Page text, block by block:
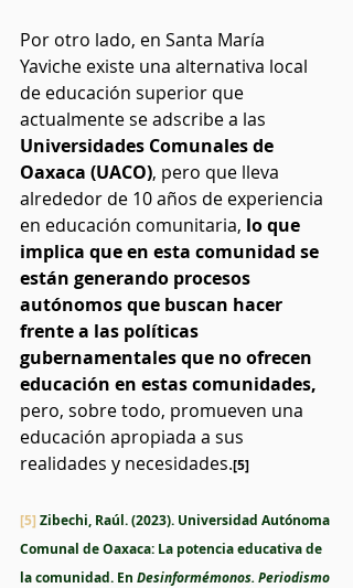
Por otro lado, en Santa María
Yaviche existe una alternativa local
de educación superior que
actualmente se adscribe a las
Universidades Comunales de
Oaxaca (UACO), pero que lleva
alrededor de 10 años de experiencia
en educación comunitaria, lo que
implica que en esta comunidad se
están generando procesos
autónomos que buscan hacer
frente a las políticas
gubernamentales que no ofrecen
educación en estas comunidades,
pero, sobre todo, promueven una
educación apropiada a sus
realidades y necesidades.[5]
[5] Zibechi, Raúl. (2023). Universidad Autónoma
Comunal de Oaxaca: La potencia educativa de
la comunidad. En Desinformémonos. Periodismo